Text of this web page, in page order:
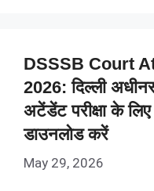
DSSSB Court
2026: दिल्ली
अटेंडेंट परीक्षा के
डाउनलोड करें
May 29, 2026